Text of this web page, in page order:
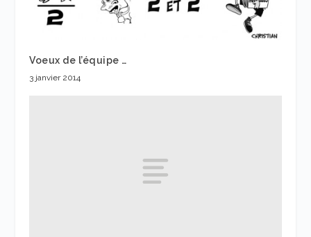
Voeux de l’équipe …
3 janvier 2014